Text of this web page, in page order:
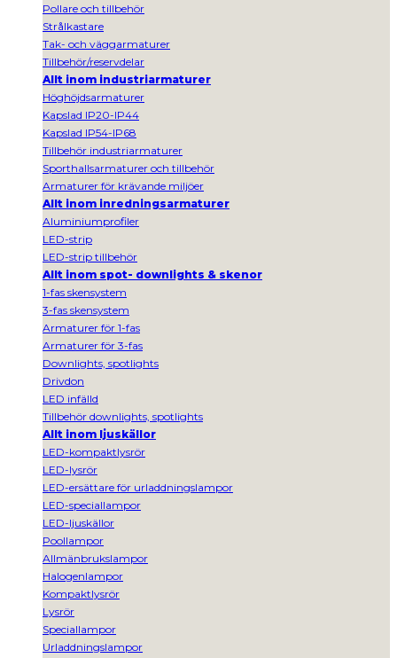
Pollare och tillbehör
Strålkastare
Tak- och väggarmaturer
Tillbehör/reservdelar
Allt inom industriarmaturer
Höghöjdsarmaturer
Kapslad IP20-IP44
Kapslad IP54-IP68
Tillbehör industriarmaturer
Sporthallsarmaturer och tillbehör
Armaturer för krävande miljöer
Allt inom inredningsarmaturer
Aluminiumprofiler
LED-strip
LED-strip tillbehör
Allt inom spot- downlights & skenor
1-fas skensystem
3-fas skensystem
Armaturer för 1-fas
Armaturer för 3-fas
Downlights, spotlights
Drivdon
LED infälld
Tillbehör downlights, spotlights
Allt inom ljuskällor
LED-kompaktlysrör
LED-lysrör
LED-ersättare för urladdningslampor
LED-speciallampor
LED-ljuskällor
Poollampor
Allmänbrukslampor
Halogenlampor
Kompaktlysrör
Lysrör
Speciallampor
Urladdningslampor